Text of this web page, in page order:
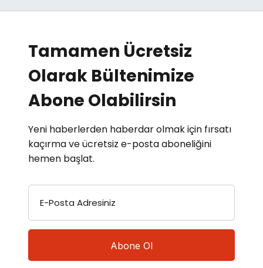
Tamamen Ücretsiz
Olarak Bültenimize
Abone Olabilirsin
Yeni haberlerden haberdar olmak için fırsatı
kaçırma ve ücretsiz e-posta aboneliğini
hemen başlat.
E-Posta Adresiniz